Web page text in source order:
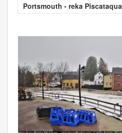
Portsmouth - reka Piscataqua